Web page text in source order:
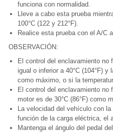
funciona con normalidad.
Lleve a cabo esta prueba
100°C (122 y 212°F).
Realice esta prueba con el A/C
OBSERVACIÓN:
El control del enclavamiento no
igual o inferior a 40°C (104°F)
como máximo, o si la
El control del enclavamiento no
motor es de 30°C (86°F) como
La velocidad del vehículo con
función de la carga eléctrica, el
Mantenga el ángulo del pedal